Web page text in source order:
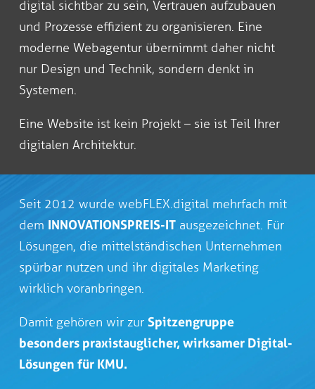
digital sichtbar zu sein, Vertrauen aufzubauen
und Prozesse effizient zu organisieren. Eine
moderne Webagentur übernimmt daher nicht
nur Design und Technik, sondern denkt in
Systemen.
Eine Website ist kein Projekt – sie ist Teil Ihrer
digitalen Architektur.
Seit 2012 wurde webFLEX.digital mehrfach mit
dem INNOVATIONSPREIS-IT ausgezeichnet. Für
Lösungen, die mittelständischen Unternehmen
spürbar nutzen und ihr digitales Marketing
wirklich voranbringen.
Damit gehören wir zur Spitzengruppe
besonders praxistauglicher, wirksamer Digital-
Lösungen für KMU.